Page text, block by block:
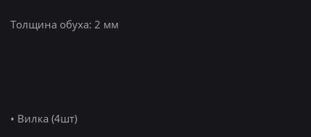
Толщина обуха: 2 мм
• Вилка (4шт)